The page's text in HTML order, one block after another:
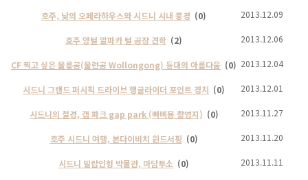
호주, 낮의 오페라하우스와 시드니 시내 풍경 (0) 2013.12.09
호주 양털 알파카 털 공장 견학 (2) 2013.12.06
CF 찍고 싶은 울릉공(울런공 Wollongong) 등대의 아름다움 (0) 2013.12.04
시드니 그랜드 퍼시픽 드라이브 행글라이더 포인트 경치 (0) 2013.12.01
시드니의 절경, 갭 파크 gap park (빠삐용 촬영지) (0) 2013.11.27
호주 시드니 여행, 본다이비치 윈드서핑 (0) 2013.11.20
시드니 밀랍인형 박물관, 마담투소 (0) 2013.11.11